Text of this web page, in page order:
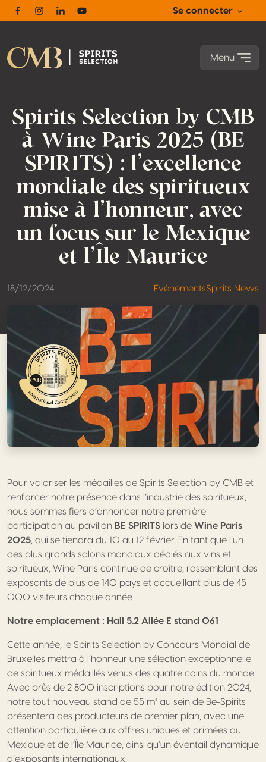
FacebookInstagram
LinkedinYoutube
Se connecter
Menu
Spirits Selection by CMB
à Wine Paris 2025 (BE
SPIRITS) : l’excellence
mondiale des spiritueux
mise à l’honneur, avec
un focus sur le Mexique
et l’Île Maurice
18/12/2024 EvènementsSpirits News
Pour valoriser les médailles de Spirits Selection by CMB et
renforcer notre présence dans l’industrie des spiritueux,
nous sommes fiers d’annoncer notre première
participation au pavillon BE SPIRITS lors de Wine Paris
2025 , qui se tiendra du 10 au 12 février. En tant que l’un
des plus grands salons mondiaux dédiés aux vins et
spiritueux, Wine Paris continue de croître, rassemblant des
exposants de plus de 140 pays et accueillant plus de 45
000 visiteurs chaque année.
Notre emplacement : Hall 5.2 Allée E stand 061
Cette année, le Spirits Selection by Concours Mondial de
Bruxelles mettra à l’honneur une sélection exceptionnelle
de spiritueux médaillés venus des quatre coins du monde.
Avec près de 2 800 inscriptions pour notre édition 2024,
notre tout nouveau stand de 55 m² au sein de Be-Spirits
présentera des producteurs de premier plan, avec une
attention particulière aux offres uniques et primées du
Mexique et de l’Île Maurice, ainsi qu’un éventail dynamique
d’exposants internationaux.